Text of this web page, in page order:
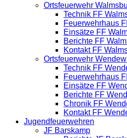
Ortsfeuerwehr
Technik FF
Feuerwehrhaus
Einsätze FF
Berichte FF
Kontakt FF
Ortsfeuerwehr
Technik FF
Feuerwehrhaus
Einsätze FF
Berichte FF
Chronik FF
Kontakt FF
Jugendfeuerwehren
JF Barskamp